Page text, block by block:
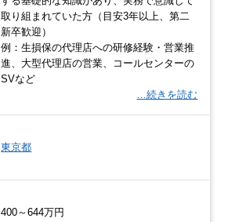
取り組まれていた方（目安3年以上、第二
新卒歓迎）
例：生損保の代理店への研修経験・営業推
進、大型代理店の営業、コールセンターの
SVなど
…続きを読む
東京都
400～644万円